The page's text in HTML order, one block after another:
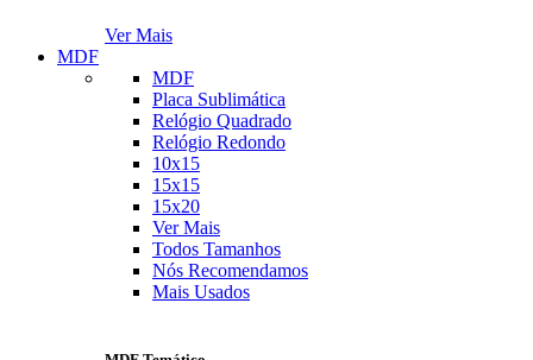
Ver Mais
MDF
MDF
Placa Sublimática
Relógio Quadrado
Relógio Redondo
10x15
15x15
15x20
Ver Mais
Todos Tamanhos
Nós Recomendamos
Mais Usados